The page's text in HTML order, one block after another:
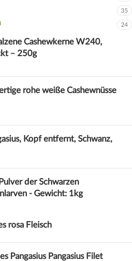
35
24
Cashewkerne W240,
– 250g
rohe weiße Cashewnüsse
Kopf entfernt, Schwanz,
der Schwarzen
- Gewicht: 1kg
rosa Fleisch
Pangasius Pangasius Filet